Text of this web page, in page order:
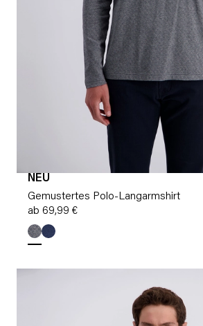
NEU
Gemustertes Polo-Langarmshirt
ab 69,99 €